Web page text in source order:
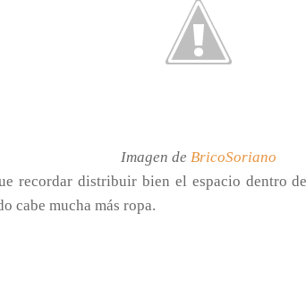
Imagen de BricoSoriano
recordar distribuir bien el espacio dentro
cabe mucha más ropa.